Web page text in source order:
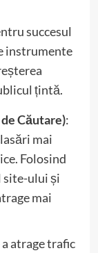
succesul
instrumente
țintă.
Căutare):
mai
Folosind
site-ului și
mai
atrage trafic